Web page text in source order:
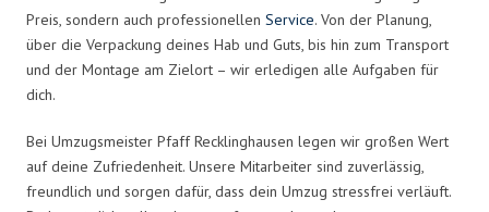
Preis, sondern auch professionellen Service. Von der Planung,
über die Verpackung deines Hab und Guts, bis hin zum Transport
und der Montage am Zielort – wir erledigen alle Aufgaben für
dich.
Bei Umzugsmeister Pfaff Recklinghausen legen wir großen Wert
auf deine Zufriedenheit. Unsere Mitarbeiter sind zuverlässig,
freundlich und sorgen dafür, dass dein Umzug stressfrei verläuft.